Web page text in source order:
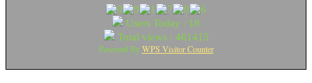
Users Today : 18
Total views : 461415
Powered By WPS Visitor Counter